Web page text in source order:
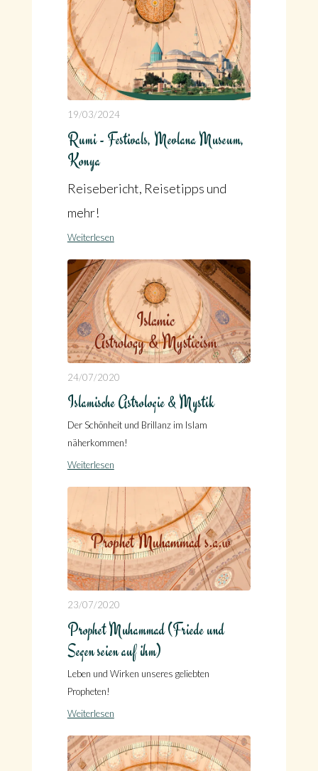
19/03/2024
Rumi - Festivals, Mevlana Museum,
Konya
Reisebericht, Reisetipps und
mehr!
Weiterlesen
24/07/2020
Islamische Astrologie & Mystik
Der Schönheit und Brillanz im Islam
näherkommen!
Weiterlesen
23/07/2020
Prophet Muhammad (Friede und
Segen seien auf ihm)
Leben und Wirken unseres geliebten
Propheten!
Weiterlesen